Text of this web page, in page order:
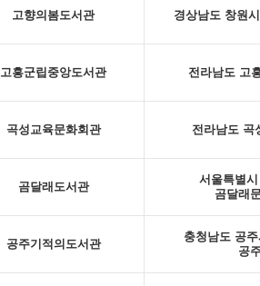
고향의봄도서관 경상남도 창원
고흥군립중앙도서관 전라남도 고
곡성교육문화회관 전라남도 곡
곰달래도서관
서울특별
곰달래
공주기적의도서관
충청남도 공
공